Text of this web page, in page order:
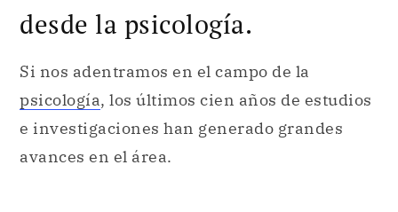
desde la psicología.
Si nos adentramos en el campo de la
psicología, los últimos cien años de estudios
e investigaciones han generado grandes
avances en el área.